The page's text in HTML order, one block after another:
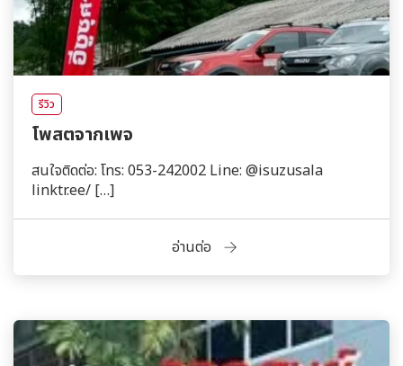
รีวิว
โพสตจากเพจ
สนใจติดต่อ: โทร: 053-242002 Line: @isuzusala
linktr.ee/ […]
อ่านต่อ